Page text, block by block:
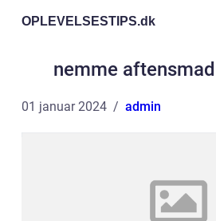
OPLEVELSESTIPS.dk
nemme
01 januar 2024 admin